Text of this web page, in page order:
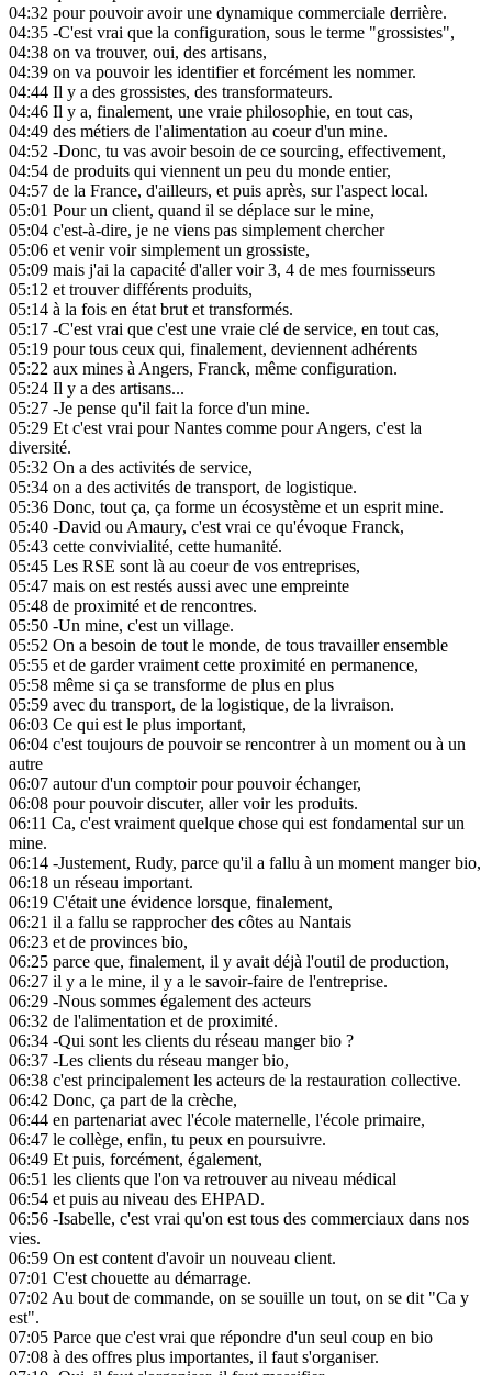
04:32 pour pouvoir avoir une dynamique commerciale derrière.
04:35 -C'est vrai que la configuration, sous le terme "grossistes",
04:38 on va trouver, oui, des artisans,
04:39 on va pouvoir les identifier et forcément les nommer.
04:44 Il y a des grossistes, des transformateurs.
04:46 Il y a, finalement, une vraie philosophie, en tout cas,
04:49 des métiers de l'alimentation au coeur d'un mine.
04:52 -Donc, tu vas avoir besoin de ce sourcing, effectivement,
04:54 de produits qui viennent un peu du monde entier,
04:57 de la France, d'ailleurs, et puis après, sur l'aspect local.
05:01 Pour un client, quand il se déplace sur le mine,
05:04 c'est-à-dire, je ne viens pas simplement chercher
05:06 et venir voir simplement un grossiste,
05:09 mais j'ai la capacité d'aller voir 3, 4 de mes fournisseurs
05:12 et trouver différents produits,
05:14 à la fois en état brut et transformés.
05:17 -C'est vrai que c'est une vraie clé de service, en tout cas,
05:19 pour tous ceux qui, finalement, deviennent adhérents
05:22 aux mines à Angers, Franck, même configuration.
05:24 Il y a des artisans...
05:27 -Je pense qu'il fait la force d'un mine.
05:29 Et c'est vrai pour Nantes comme pour Angers, c'est la
diversité.
05:32 On a des activités de service,
05:34 on a des activités de transport, de logistique.
05:36 Donc, tout ça, ça forme un écosystème et un esprit mine.
05:40 -David ou Amaury, c'est vrai ce qu'évoque Franck,
05:43 cette convivialité, cette humanité.
05:45 Les RSE sont là au coeur de vos entreprises,
05:47 mais on est restés aussi avec une empreinte
05:48 de proximité et de rencontres.
05:50 -Un mine, c'est un village.
05:52 On a besoin de tout le monde, de tous travailler ensemble
05:55 et de garder vraiment cette proximité en permanence,
05:58 même si ça se transforme de plus en plus
05:59 avec du transport, de la logistique, de la livraison.
06:03 Ce qui est le plus important,
06:04 c'est toujours de pouvoir se rencontrer à un moment ou à un
autre
06:07 autour d'un comptoir pour pouvoir échanger,
06:08 pour pouvoir discuter, aller voir les produits.
06:11 Ca, c'est vraiment quelque chose qui est fondamental sur un
mine.
06:14 -Justement, Rudy, parce qu'il a fallu à un moment manger bio,
06:18 un réseau important.
06:19 C'était une évidence lorsque, finalement,
06:21 il a fallu se rapprocher des côtes au Nantais
06:23 et de provinces bio,
06:25 parce que, finalement, il y avait déjà l'outil de production,
06:27 il y a le mine, il y a le savoir-faire de l'entreprise.
06:29 -Nous sommes également des acteurs
06:32 de l'alimentation et de proximité.
06:34 -Qui sont les clients du réseau manger bio ?
06:37 -Les clients du réseau manger bio,
06:38 c'est principalement les acteurs de la restauration collective.
06:42 Donc, ça part de la crèche,
06:44 en partenariat avec l'école maternelle, l'école primaire,
06:47 le collège, enfin, tu peux en poursuivre.
06:49 Et puis, forcément, également,
06:51 les clients que l'on va retrouver au niveau médical
06:54 et puis au niveau des EHPAD.
06:56 -Isabelle, c'est vrai qu'on est tous des commerciaux dans nos
vies.
06:59 On est content d'avoir un nouveau client.
07:01 C'est chouette au démarrage.
07:02Au bout de commande, on se souille un tout, on se dit "Ca y
est".
07:05 Parce que c'est vrai que répondre d'un seul coup en bio
07:08 à des offres plus importantes, il faut s'organiser.